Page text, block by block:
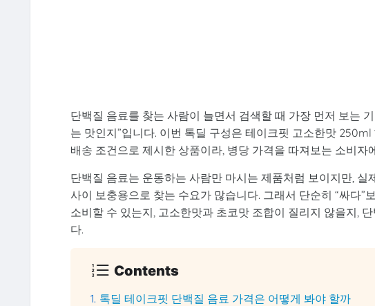
단백질 음료를 찾는 사람이 늘면서 검색할 때 가장 먼저 보는
는 맛인지”입니다. 이번 톡딜 구성은 테이크핏 고소한맛
배송 조건으로 제시한 상품이라, 병당 가격을 따져보는 소비자
단백질 음료는 운동하는 사람만 마시는 제품처럼 보이지만,
사이 보충용으로 찾는 수요가 많습니다. 그래서 단순히 “싸다
소비할 수 있는지, 고소한맛과 초코맛 조합이 질리지 않을지,
다.
Contents
톡딜 테이크핏 단백질 음료 가격은 어떻게 봐야 할까